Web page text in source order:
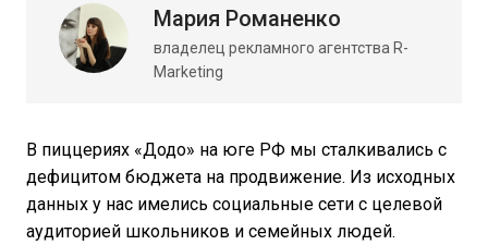
Мария Романенко
владелец рекламного агентства R-
Marketing
В пиццериях «Додо» на юге РФ мы сталкивались с
дефицитом бюджета на продвижение. Из исходных
данных у нас имелись социальные сети с целевой
аудиторией школьников и семейных людей.